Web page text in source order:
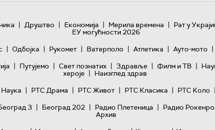
| Друштво | Економија | Мерила времена | Рат у
ЕУ могућности 2026
| Одбојка | Рукомет | Ватерполо | Атлетика | Ауто-мото |
| Путујемо | Свет познатих | Здравље | Филм и ТВ |
хероје | Наизглед здрав
| РТС Драма | РТС Живот | РТС Класика | РТС Коло |
3 | Београд 202 | Радио Плетеница | Радио
Архив